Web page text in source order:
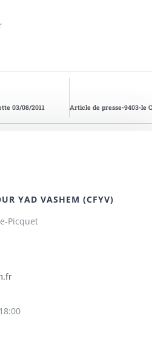
03/08/2011
YAD VASHEM (CFYV)
Picquet